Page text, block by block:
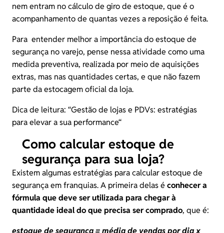
nem entram no cálculo de giro de estoque, que é o
acompanhamento de quantas vezes a reposição é feita.
Para entender melhor a importância do estoque de
segurança no varejo, pense nessa atividade como uma
medida preventiva, realizada por meio de aquisições
extras, mas nas quantidades certas, e que não fazem
parte da estocagem oficial da loja.
Dica de leitura: “Gestão de lojas e PDVs: estratégias
para elevar a sua performance“
Como calcular estoque de
segurança para sua loja?
Existem algumas estratégias para calcular estoque de
segurança em franquias. A primeira delas é conhecer a
fórmula que deve ser utilizada para chegar à
quantidade ideal do que precisa ser comprado, que é:
estoque de segurança = média de vendas por dia x